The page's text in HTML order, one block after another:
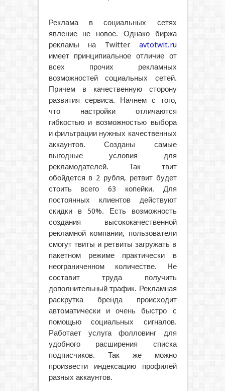
Реклама в социальных сетях
явление не новое. Однако биржа
рекламы на Twitter avtotwit.ru
имеет принципиальное отличие от
всех прочих рекламных
возможностей социальных сетей.
Причем в качественную сторону
развития сервиса. Начнем с того,
что настройки отличаются
гибкостью и возможностью выбора
и фильтрации нужных качественных
аккаунтов. Созданы самые
выгодные условия для
рекламодателей. Так твит
обойдется в 2 рубля, ретвит будет
стоить всего 63 копейки. Для
постоянных клиентов действуют
скидки в 50%. Есть возможность
создания высококачественной
рекламной компании, пользователи
смогут твиты и ретвиты загружать в
пакетном режиме практически в
неограниченном количестве. Не
составит труда получить
дополнительный трафик. Рекламная
раскрутка бренда происходит
автоматически и очень быстро с
помощью социальных сигналов.
Работает услуга фолловинг для
удобного расширения списка
подписчиков. Так же можно
произвести индексацию профилей
разных аккаунтов.